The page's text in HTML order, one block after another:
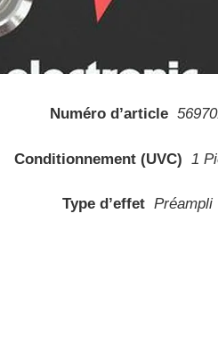
Numéro d’article
Conditionnement (UVC) 1
Type d’effet Préampli